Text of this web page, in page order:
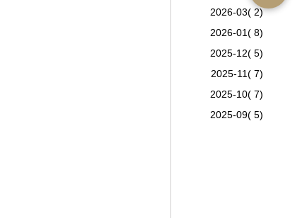
2026-03( 2)
2026-01( 8)
2025-12( 5)
2025-11( 7)
2025-10( 7)
2025-09( 5)